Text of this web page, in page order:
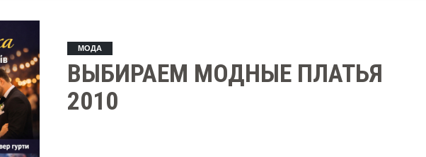
МОДА
ВЫБИРАЕМ МОДНЫЕ ПЛАТЬЯ
2010